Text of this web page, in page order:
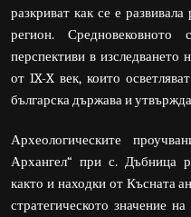
разкриват как се е
регион.
перспективи в изследването
от IX-X век, които
българска държава и
Археологическите
Архангел“ при с. Дъбница
както и находки от Късната
стратегическото значение